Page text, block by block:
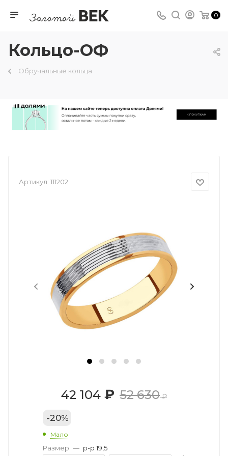
0
Кольцо-ОФ
Обручальные кольца
Артикул: 111202
42 104 ₽ 52 630₽
-20%
Мало
Размер — р-р 19,5